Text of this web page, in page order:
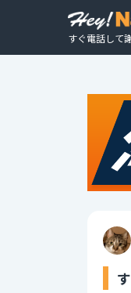
すぐ電話して